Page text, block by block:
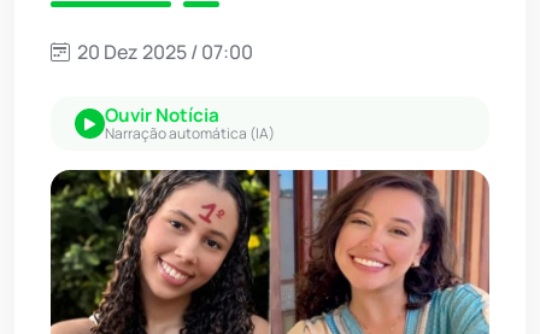
20 Dez 2025 / 07:00
Ouvir Notícia
Narração automática (IA)